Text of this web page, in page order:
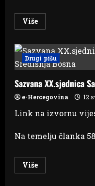
VišeRead
more
PUCNJAVE
U
TEOČAKU:
Kako
da
su
svi
znali
niko
šta
u
kući
Bilalić?
Drugi pišu
Sazvana XX.sjednica
e-Hercegovina 12
Link na izvornu
Na temelju članka
VišeRead
more